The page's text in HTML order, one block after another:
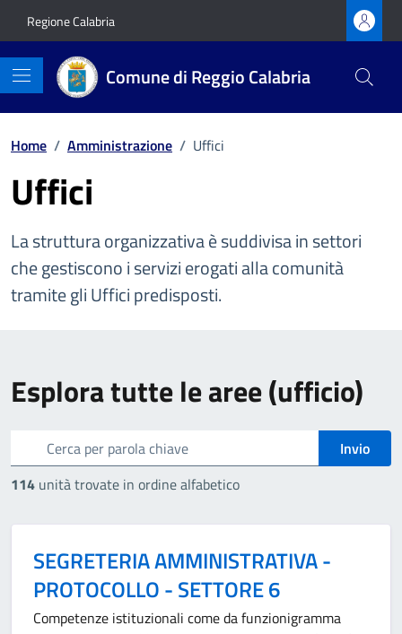
Regione Calabria
Comune di Reggio Calabria
Home / Amministrazione / Uffici
Uffici
La struttura organizzativa è suddivisa in settori
che gestiscono i servizi erogati alla comunità
tramite gli Uffici predisposti.
Esplora tutte le aree(ufficio)
Invio
114 unità trovate in ordine alfabetico
SEGRETERIA AMMINISTRATIVA -
PROTOCOLLO - SETTORE 6
Competenze istituzionali come da funzionigramma